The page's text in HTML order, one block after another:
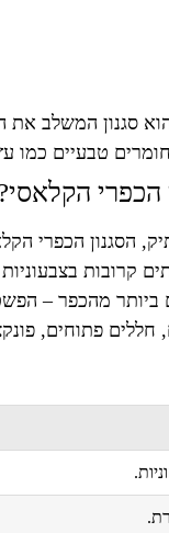
סגנון המשלב את
טבעיים כמו
הכפרי
הסגנון
קרובות
מהכפר –